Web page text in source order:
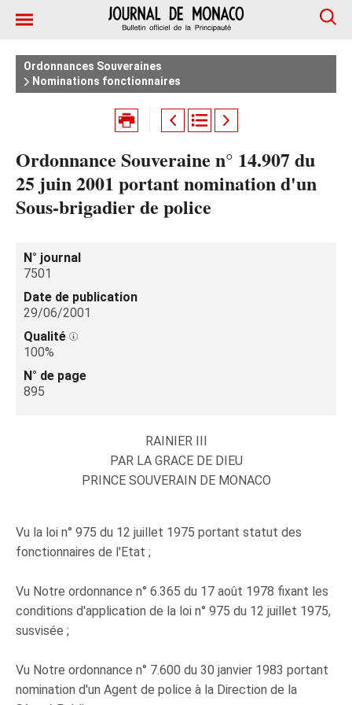
Ordonnances Souveraines
Nominations fonctionnaires
Ordonnance Souveraine n° 14.907 du
25 juin 2001 portant nomination d'un
Sous-brigadier de police
N° journal
7501
Date de publication
29/06/2001
Qualité
100%
N° de page
895
RAINIER III
PAR LA GRACE DE DIEU
PRINCE SOUVERAIN DE MONACO
Vu la loi n° 975 du 12 juillet 1975 portant statut des
fonctionnaires de l'Etat ;
Vu Notre ordonnance n° 6.365 du 17 août 1978 fixant les
conditions d'application de la loi n° 975 du 12 juillet 1975,
susvisée ;
Vu Notre ordonnance n° 7.600 du 30 janvier 1983 portant
nomination d'un Agent de police à la Direction de la